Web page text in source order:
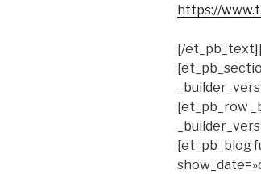
https://
[/
[et_pb_row
[et_pb_blog